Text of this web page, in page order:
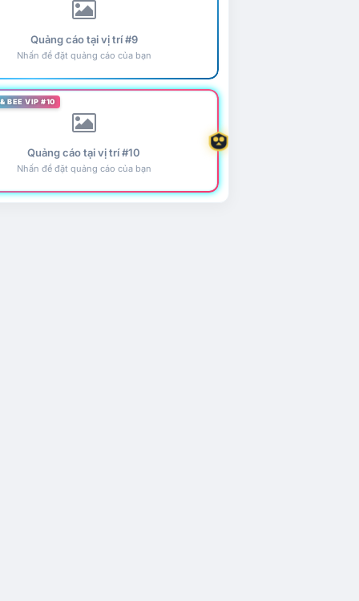
Quảng cáo tại vị trí #9
Nhấn để đặt quảng cáo của bạn
BEE VIP #10
Quảng cáo tại vị trí #10
Nhấn để đặt quảng cáo của bạn